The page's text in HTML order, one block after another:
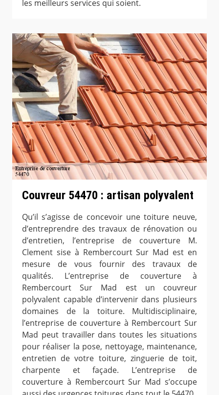
les meilleurs services qui soient.
Couvreur 54470 : artisan polyvalent
Qu’il s’agisse de concevoir une toiture neuve,
d’entreprendre des travaux de rénovation ou
d’entretien, l’entreprise de couverture M.
Clement sise à Rembercourt Sur Mad est en
mesure de vous fournir des travaux de
qualités. L’entreprise de couverture à
Rembercourt Sur Mad est un couvreur
polyvalent capable d’intervenir dans plusieurs
domaines de la toiture. Multidisciplinaire,
l’entreprise de couverture à Rembercourt Sur
Mad peut travailler dans toutes les situations
pour réaliser la pose, nettoyage, maintenance,
entretien de votre toiture, zinguerie de toit,
charpente et façade. L’entreprise de
couverture à Rembercourt Sur Mad s’occupe